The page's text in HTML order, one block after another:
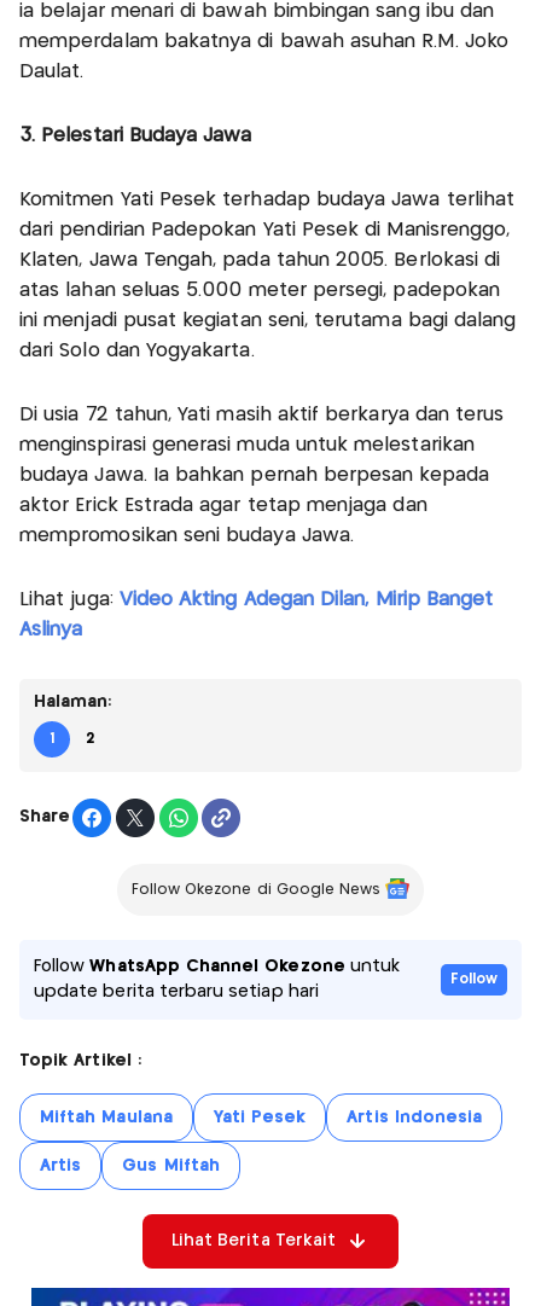
ia belajar menari di bawah bimbingan sang ibu dan
memperdalam bakatnya di bawah asuhan R.M. Joko
Daulat.
3. Pelestari Budaya Jawa
Komitmen Yati Pesek terhadap budaya Jawa terlihat
dari pendirian Padepokan Yati Pesek di Manisrenggo,
Klaten, Jawa Tengah, pada tahun 2005. Berlokasi di
atas lahan seluas 5.000 meter persegi, padepokan
ini menjadi pusat kegiatan seni, terutama bagi dalang
dari Solo dan Yogyakarta.
Di usia 72 tahun, Yati masih aktif berkarya dan terus
menginspirasi generasi muda untuk melestarikan
budaya Jawa. Ia bahkan pernah berpesan kepada
aktor Erick Estrada agar tetap menjaga dan
mempromosikan seni budaya Jawa.
Lihat juga: Video Akting Adegan Dilan, Mirip Banget
Aslinya
Halaman:
1 2
Share
Follow Okezone di Google News
FollowWhatsApp Channel Okezone untuk
update berita terbaru setiap hari
Follow
Topik Artikel :
Miftah Maulana Yati Pesek Artis Indonesia
Artis Gus Miftah
Lihat Berita Terkait